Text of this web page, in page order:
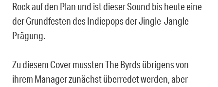
Rock auf den Plan und ist dieser Sound bis heute eine
der Grundfesten des Indiepops der Jingle-Jangle-
Prägung.
Zu diesem Cover mussten The Byrds übrigens von
ihrem Manager zunächst überredet werden, aber